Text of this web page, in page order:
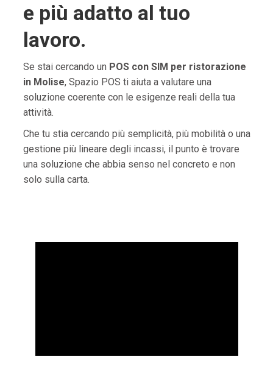
e più adatto al tuo
lavoro.
Se stai cercando un POS con SIM per ristorazione
in Molise, Spazio POS ti aiuta a valutare una
soluzione coerente con le esigenze reali della tua
attività.
Che tu stia cercando più semplicità, più mobilità o una
gestione più lineare degli incassi, il punto è trovare
una soluzione che abbia senso nel concreto e non
solo sulla carta.